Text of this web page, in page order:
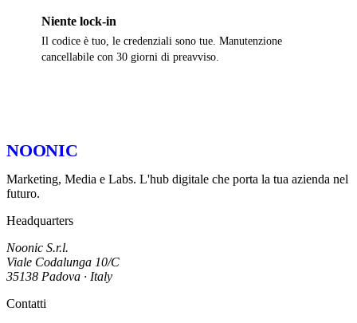
Niente lock-in
Il codice è tuo, le credenziali sono tue. Manutenzione
cancellabile con 30 giorni di preavviso.
NOONIC
Marketing, Media e Labs. L'hub digitale che porta la tua azienda nel
futuro.
Headquarters
Noonic S.r.l.
Viale Codalunga 10/C
35138 Padova · Italy
Contatti